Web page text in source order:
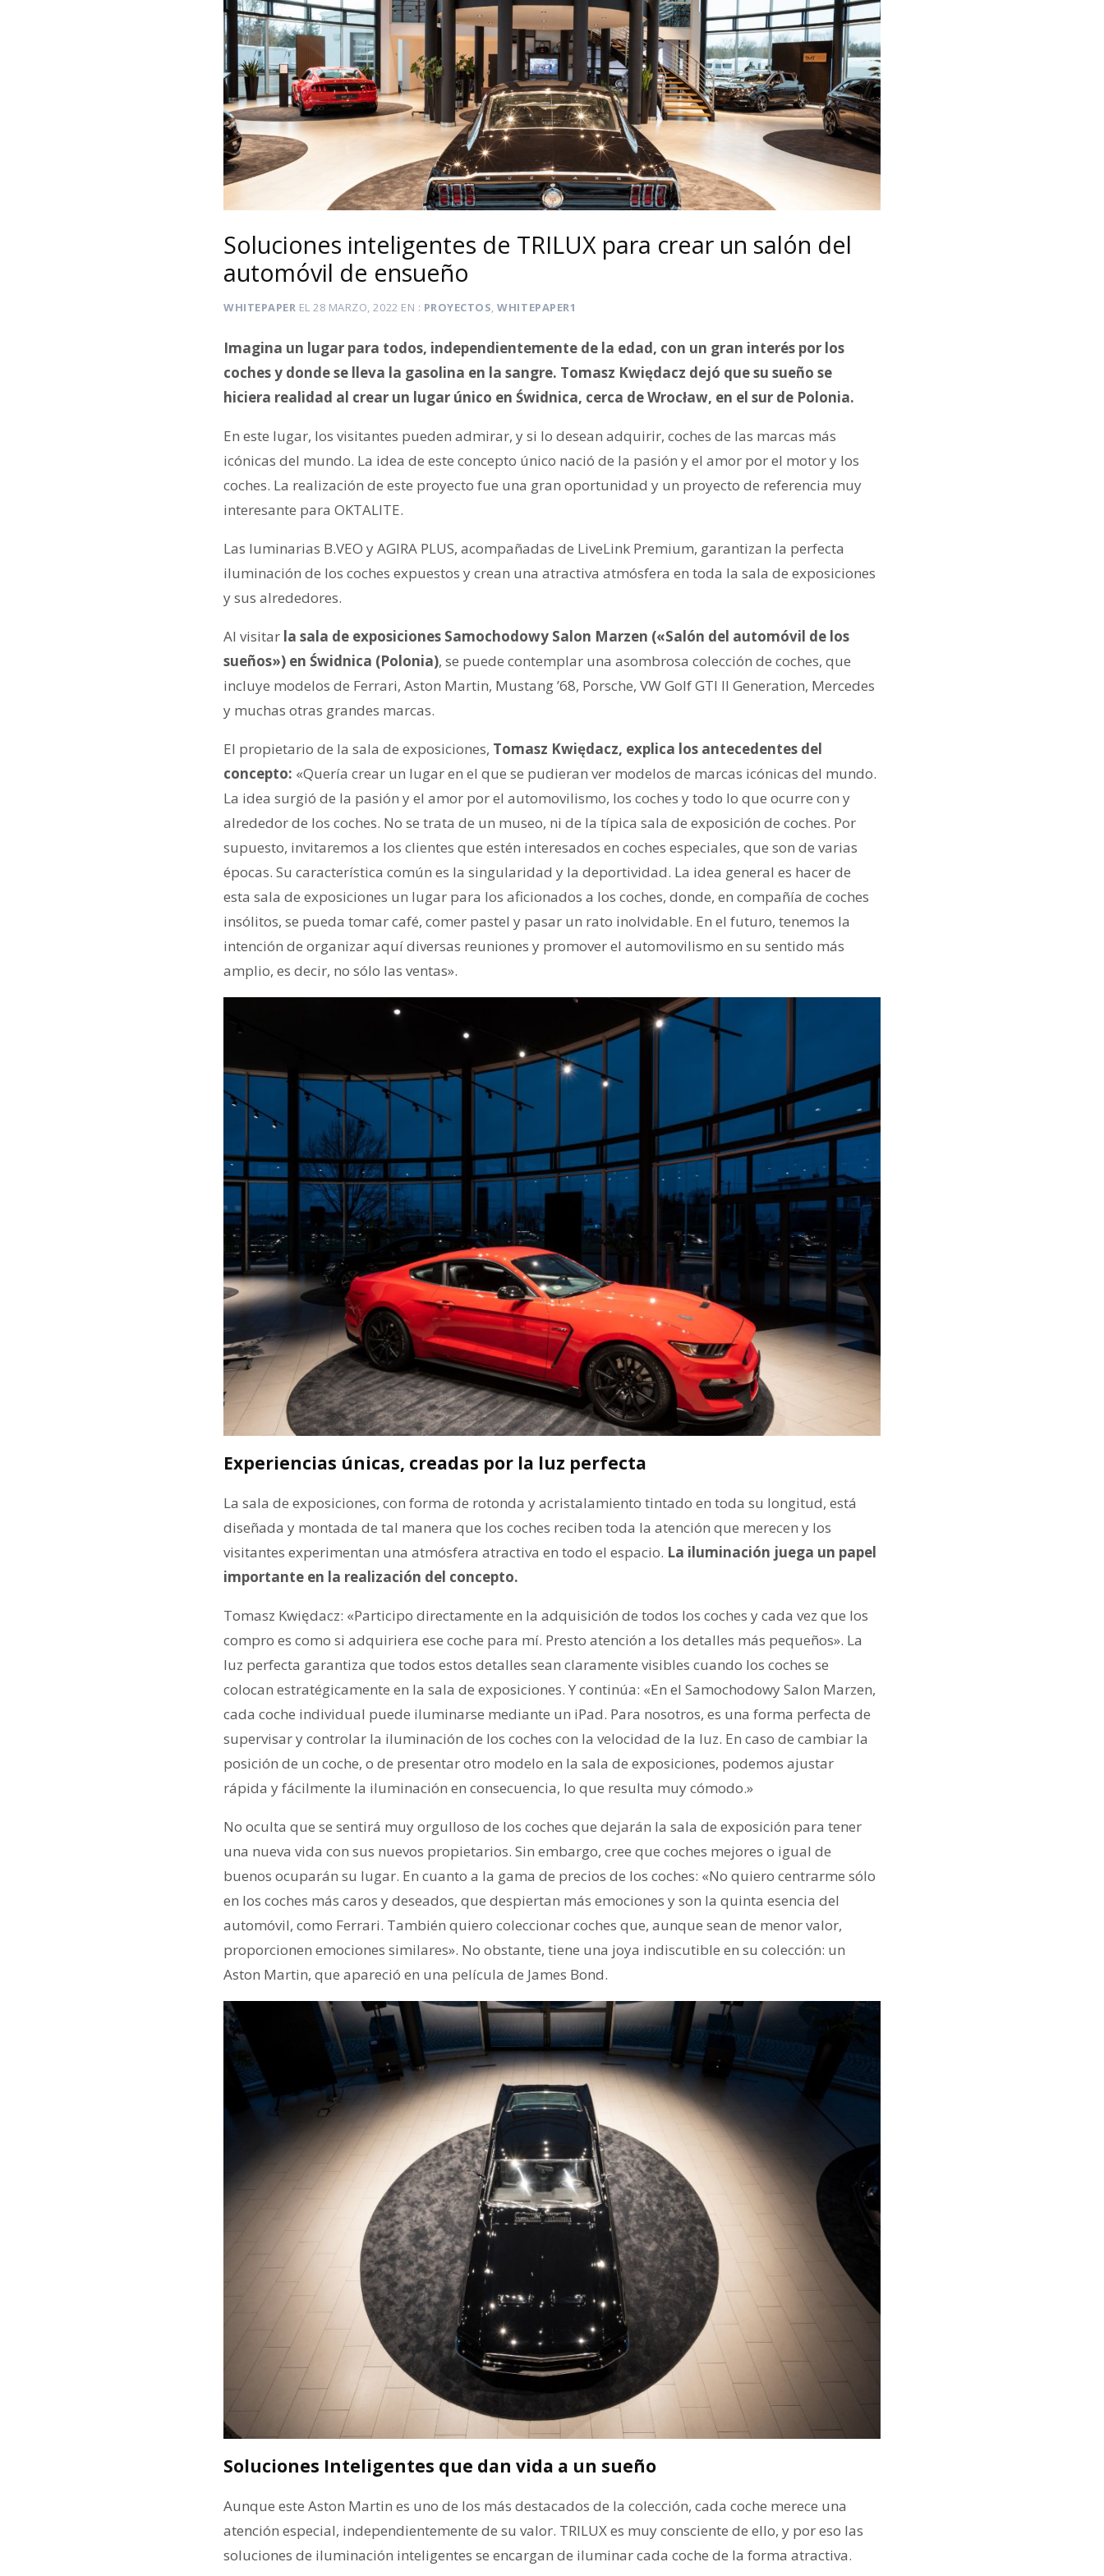
Soluciones inteligentes de TRILUX para crear un salón del
automóvil de ensueño
WHITEPAPER EL28 MARZO, 2022 EN PROYECTOS,WHITEPAPER1
Imagina un lugar para todos, independientemente de la edad, con un gran interés por los
coches y donde se lleva la gasolina en la sangre. Tomasz Kwiędacz dejó que su sueño se
hiciera realidad al crear un lugar único en Świdnica, cerca de Wrocław, en el sur de Polonia.
En este lugar, los visitantes pueden admirar, y si lo desean adquirir, coches de las marcas más
icónicas del mundo. La idea de este concepto único nació de la pasión y el amor por el motor y los
coches. La realización de este proyecto fue una gran oportunidad y un proyecto de referencia muy
interesante para OKTALITE.
Las luminarias B.VEO y AGIRA PLUS, acompañadas de LiveLink Premium, garantizan la perfecta
iluminación de los coches expuestos y crean una atractiva atmósfera en toda la sala de exposiciones
y sus alrededores.
Al visitar la sala de exposiciones Samochodowy Salon Marzen («Salón del automóvil de los
sueños») en Świdnica (Polonia), se puede contemplar una asombrosa colección de coches, que
incluye modelos de Ferrari, Aston Martin, Mustang ’68, Porsche, VW Golf GTI II Generation, Mercedes
y muchas otras grandes marcas.
El propietario de la sala de exposiciones, Tomasz Kwiędacz, explica los antecedentes del
concepto: «Quería crear un lugar en el que se pudieran ver modelos de marcas icónicas del mundo.
La idea surgió de la pasión y el amor por el automovilismo, los coches y todo lo que ocurre con y
alrededor de los coches. No se trata de un museo, ni de la típica sala de exposición de coches. Por
supuesto, invitaremos a los clientes que estén interesados en coches especiales, que son de varias
épocas. Su característica común es la singularidad y la deportividad. La idea general es hacer de
esta sala de exposiciones un lugar para los aficionados a los coches, donde, en compañía de coches
insólitos, se pueda tomar café, comer pastel y pasar un rato inolvidable. En el futuro, tenemos la
intención de organizar aquí diversas reuniones y promover el automovilismo en su sentido más
amplio, es decir, no sólo las ventas».
Experiencias únicas, creadas por la luz perfecta
La sala de exposiciones, con forma de rotonda y acristalamiento tintado en toda su longitud, está
diseñada y montada de tal manera que los coches reciben toda la atención que merecen y los
visitantes experimentan una atmósfera atractiva en todo el espacio. La iluminación juega un papel
importante en la realización del concepto.
Tomasz Kwiędacz: «Participo directamente en la adquisición de todos los coches y cada vez que los
compro es como si adquiriera ese coche para mí. Presto atención a los detalles más pequeños». La
luz perfecta garantiza que todos estos detalles sean claramente visibles cuando los coches se
colocan estratégicamente en la sala de exposiciones. Y continúa: «En el Samochodowy Salon Marzen,
cada coche individual puede iluminarse mediante un iPad. Para nosotros, es una forma perfecta de
supervisar y controlar la iluminación de los coches con la velocidad de la luz. En caso de cambiar la
posición de un coche, o de presentar otro modelo en la sala de exposiciones, podemos ajustar
rápida y fácilmente la iluminación en consecuencia, lo que resulta muy cómodo.»
No oculta que se sentirá muy orgulloso de los coches que dejarán la sala de exposición para tener
una nueva vida con sus nuevos propietarios. Sin embargo, cree que coches mejores o igual de
buenos ocuparán su lugar. En cuanto a la gama de precios de los coches: «No quiero centrarme sólo
en los coches más caros y deseados, que despiertan más emociones y son la quinta esencia del
automóvil, como Ferrari. También quiero coleccionar coches que, aunque sean de menor valor,
proporcionen emociones similares». No obstante, tiene una joya indiscutible en su colección: un
Aston Martin, que apareció en una película de James Bond.
Soluciones Inteligentes que dan vida a un sueño
Aunque este Aston Martin es uno de los más destacados de la colección, cada coche merece una
atención especial, independientemente de su valor. TRILUX es muy consciente de ello, y por eso las
soluciones de iluminación inteligentes se encargan de iluminar cada coche de la forma atractiva.